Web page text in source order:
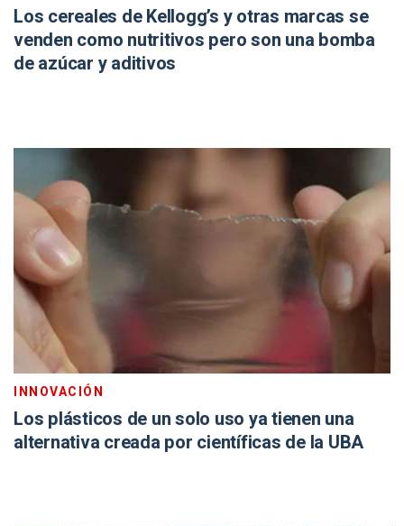
Los cereales de Kellogg’s y otras marcas se
venden como nutritivos pero son una bomba
de azúcar y aditivos
INNOVACIÓN
Los plásticos de un solo uso ya tienen una
alternativa creada por científicas de la UBA